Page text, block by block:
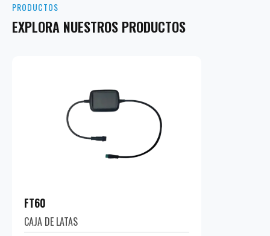
PRODUCTOS
EXPLORA NUESTROS PRODUCTOS
FT60
CAJA DE LATAS